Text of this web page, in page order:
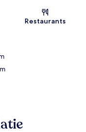
Restaurants